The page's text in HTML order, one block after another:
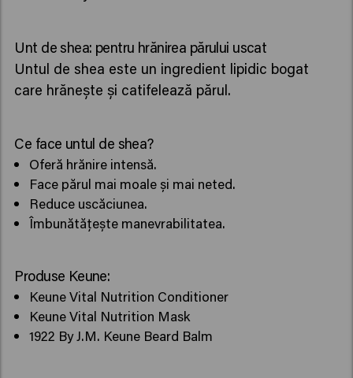
Unt de shea: pentru hrănirea părului uscat
Untul de shea este un ingredient lipidic bogat
care hrănește și catifelează părul.
Ce face untul de shea?
Oferă hrănire intensă.
Face părul mai moale și mai neted.
Reduce uscăciunea.
Îmbunătățește manevrabilitatea.
Produse Keune:
Keune Vital Nutrition Conditioner
Keune Vital Nutrition Mask
1922 By J.M. Keune Beard Balm